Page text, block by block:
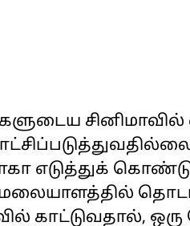
எடுத்துக்
காட்டுவதால்,